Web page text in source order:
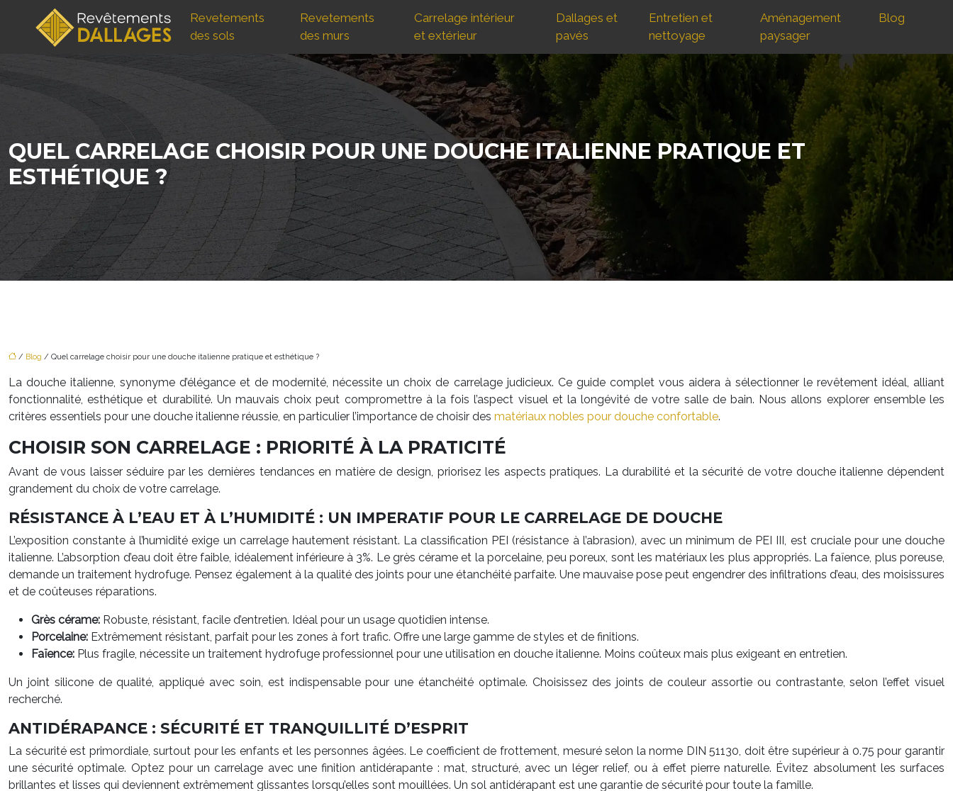
Revetements
des sols
Revetements
des murs
Carrelage intérieur
et extérieur
Dallages et
pavés
Entretien et
nettoyage
Aménagement
paysager
Blog
QUEL CARRELAGE CHOISIR POUR UNE DOUCHE ITALIENNE PRATIQUE ET
ESTHÉTIQUE ?
/ Blog / Quel carrelage choisir pour une douche italienne pratique et esthétique ?
La douche italienne, synonyme d’élégance et de modernité, nécessite un choix de carrelage judicieux. Ce guide complet vous aidera à sélectionner le revêtement idéal, alliant
fonctionnalité, esthétique et durabilité. Un mauvais choix peut compromettre à la fois l’aspect visuel et la longévité de votre salle de bain. Nous allons explorer ensemble les
critères essentiels pour une douche italienne réussie, en particulier l’importance de choisir des matériaux nobles pour douche confortable.
CHOISIR SON CARRELAGE : PRIORITÉ À LA PRATICITÉ
Avant de vous laisser séduire par les dernières tendances en matière de design, priorisez les aspects pratiques. La durabilité et la sécurité de votre douche italienne dépendent
grandement du choix de votre carrelage.
RÉSISTANCE À L’EAU ET À L’HUMIDITÉ : UN IMPERATIF POUR LE CARRELAGE DE DOUCHE
L’exposition constante à l’humidité exige un carrelage hautement résistant. La classification PEI (résistance à l’abrasion), avec un minimum de PEI III, est cruciale pour une douche
italienne. L’absorption d’eau doit être faible, idéalement inférieure à 3%. Le grès cérame et la porcelaine, peu poreux, sont les matériaux les plus appropriés. La faïence, plus poreuse,
demande un traitement hydrofuge. Pensez également à la qualité des joints pour une étanchéité parfaite. Une mauvaise pose peut engendrer des infiltrations d’eau, des moisissures
et de coûteuses réparations.
Grès cérame: Robuste, résistant, facile d’entretien. Idéal pour un usage quotidien intense.
Porcelaine: Extrêmement résistant, parfait pour les zones à fort trafic. Offre une large gamme de styles et de finitions.
Faïence: Plus fragile, nécessite un traitement hydrofuge professionnel pour une utilisation en douche italienne. Moins coûteux mais plus exigeant en entretien.
Un joint silicone de qualité, appliqué avec soin, est indispensable pour une étanchéité optimale. Choisissez des joints de couleur assortie ou contrastante, selon l’effet visuel
recherché.
ANTIDÉRAPANCE : SÉCURITÉ ET TRANQUILLITÉ D’ESPRIT
La sécurité est primordiale, surtout pour les enfants et les personnes âgées. Le coefficient de frottement, mesuré selon la norme DIN 51130, doit être supérieur à 0.75 pour garantir
une sécurité optimale. Optez pour un carrelage avec une finition antidérapante : mat, structuré, avec un léger relief, ou à effet pierre naturelle. Évitez absolument les surfaces
brillantes et lisses qui deviennent extrêmement glissantes lorsqu’elles sont mouillées. Un sol antidérapant est une garantie de sécurité pour toute la famille.